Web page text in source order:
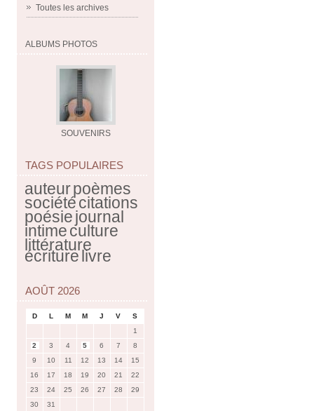
Toutes les archives
ALBUMS PHOTOS
SOUVENIRS
TAGS POPULAIRES
auteurpoèmes
sociétécitations
poésiejournal
intimeculture
littérature
écriturelivre
AOÛT 2026
D L M M J V
S
1
2
3 4 5 6 7
8
9
10 11 12 13 14
15
16
17 18 19 20 21
22
23
24 25 26 27 28
29
30
31